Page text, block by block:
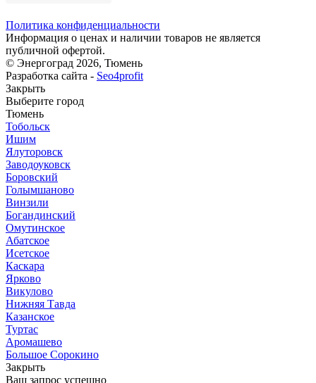
Политика конфиденциальности
Информация о ценах и наличии товаров не является
публичной офертой.
© Энергоград 2026, Тюмень
Разработка сайта - Seo4profit
Закрыть
Выберите город
Тюмень
Тобольск
Ишим
Ялуторовск
Заводоуковск
Боровский
Голымшаново
Винзили
Богандинский
Омутинское
Абатское
Исетское
Каскара
Ярково
Викулово
Нижняя Тавда
Казанское
Туртас
Аромашево
Большое Сорокино
Закрыть
Ваш запрос успешно